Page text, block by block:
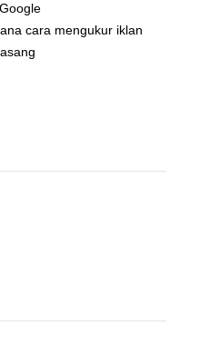
cara mengukur iklan